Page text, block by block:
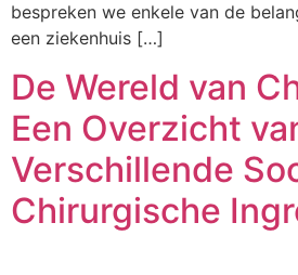
bespreken we enkele van de
een ziekenhuis […]
De Wereld van
Een Overzicht
Verschillende
Chirurgische